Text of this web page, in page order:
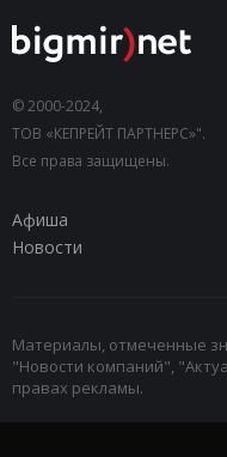
© 2000-2024,
ТОВ «КЕПРЕЙТ ПАРТНЕРС»".
Все права защищены.
Афиша
Новости
Материалы, отмеченные
"Новости компаний",
правах рекламы.